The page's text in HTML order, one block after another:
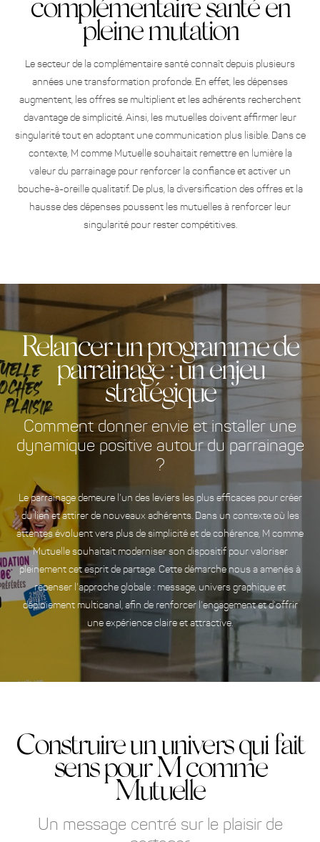
pleine mutation
Le secteur de la complémentaire santé connaît depuis plusieurs
années une transformation profonde. En effet, les dépenses
augmentent, les offres se multiplient et les adhérents recherchent
davantage de simplicité. Ainsi, les mutuelles doivent affirmer leur
singularité tout en adoptant une communication plus lisible. Dans ce
contexte, M comme Mutuelle souhaitait remettre en lumière la
valeur du parrainage pour renforcer la confiance et activer un
bouche-à-oreille qualitatif. De plus, la diversification des offres et la
hausse des dépenses poussent les mutuelles à renforcer leur
singularité pour rester compétitives.
Relancer un programme de
parrainage : un enjeu
stratégique
Comment donner envie et installer une
dynamique positive autour du parrainage
?
Le parrainage demeure l’un des leviers les plus efficaces pour créer
du lien et attirer de nouveaux adhérents. Dans un contexte où les
attentes évoluent vers plus de simplicité et de cohérence, M comme
Mutuelle souhaitait moderniser son dispositif pour valoriser
pleinement cet esprit de partage. Cette démarche nous a amenés à
repenser l’approche globale : message, univers graphique et
déploiement multicanal, afin de renforcer l’engagement et d’offrir
une expérience claire et attractive.
Construire un univers qui fait
sens pour M comme
Mutuelle
Un message centré sur le plaisir de